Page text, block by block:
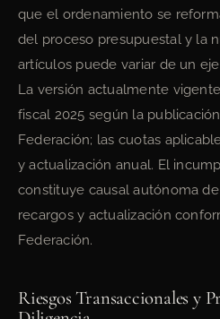
que el ordenamiento se
del proceso presupuestal y la
artículos puede variar de un
La versión actualmente
fiscal 2025 según la
Federación; las cuotas
y actualización anual. El
constituye causal autónoma
recargos y actualización
Federación.
Riesgos Transaccionales y